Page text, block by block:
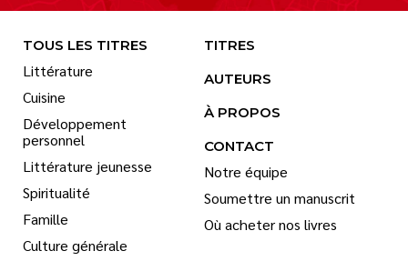
TOUS LES TITRES
Littérature
Cuisine
Développement
personnel
Littérature jeunesse
Spiritualité
Famille
Culture générale
TITRES
AUTEURS
À PROPOS
CONTACT
Notre équipe
Soumettre un manuscrit
Où acheter nos livres